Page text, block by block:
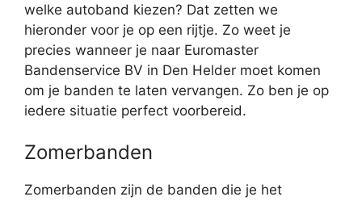
welke autoband kiezen? Dat zetten we
hieronder voor je op een rijtje. Zo weet je
precies wanneer je naar Euromaster
Bandenservice BV in Den Helder moet komen
om je banden te laten vervangen. Zo ben je op
iedere situatie perfect voorbereid.
Zomerbanden
Zomerbanden zijn de banden die je het